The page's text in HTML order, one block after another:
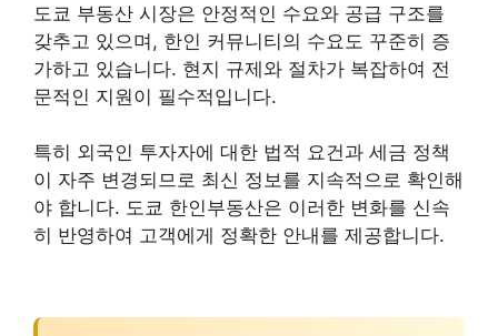
도쿄 부동산 시장은 안정적인 수요와 공급 구조를
갖추고 있으며, 한인 커뮤니티의 수요도 꾸준히 증
가하고 있습니다. 현지 규제와 절차가 복잡하여 전
문적인 지원이 필수적입니다.
특히 외국인 투자자에 대한 법적 요건과 세금 정책
이 자주 변경되므로 최신 정보를 지속적으로 확인해
야 합니다. 도쿄 한인부동산은 이러한 변화를 신속
히 반영하여 고객에게 정확한 안내를 제공합니다.